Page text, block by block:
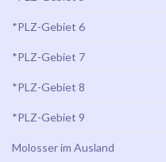
*PLZ-Gebiet 6
*PLZ-Gebiet 7
*PLZ-Gebiet 8
*PLZ-Gebiet 9
Molosser im Ausland